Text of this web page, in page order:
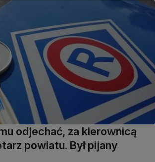
odjechać, za kierownicą
powiatu. Był pijany